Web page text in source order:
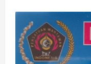
Duk
Der,
UKW
Tak
Lulus